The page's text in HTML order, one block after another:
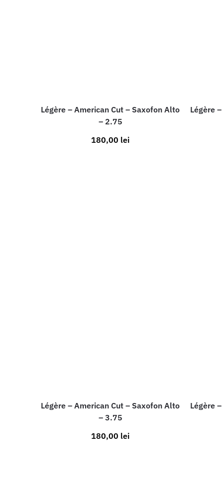
Légère – American Cut – Saxofon Alto
– 2.75
180,00 lei
Légère
Légère – American Cut – Saxofon Alto
– 3.75
180,00 lei
Légère